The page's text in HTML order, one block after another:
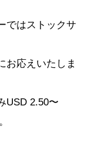
ではストックサ
お応えいたしま
USD 2.50〜